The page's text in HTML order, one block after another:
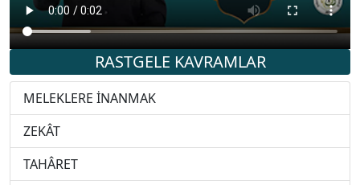
RASTGELE KAVRAMLAR
MELEKLERE İNANMAK
ZEKÂT
TAHÂRET